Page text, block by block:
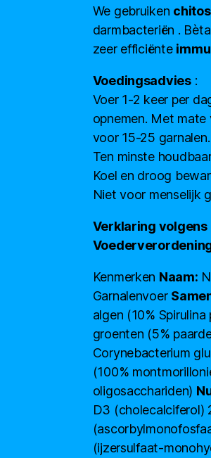
We gebruiken
darmbacteriën .
zeer efficiënte
Voedingsadvies:
Voer 1-2 keer per
opnemen. Met
voor 15-25 garnalen.
Ten minste
Koel en droog
Niet voor menselijk
Verklaring volgens
Kenmerken Naam:
Garnalenvoer
algen (10%
groenten (5%
Corynebacterium
(100%
oligosacchariden)
D3 (cholecalciferol)
(ijzersulfaat-